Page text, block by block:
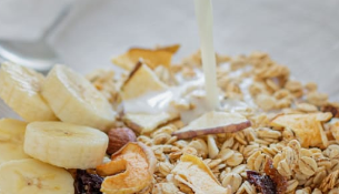
お知らせ
店舗一覧